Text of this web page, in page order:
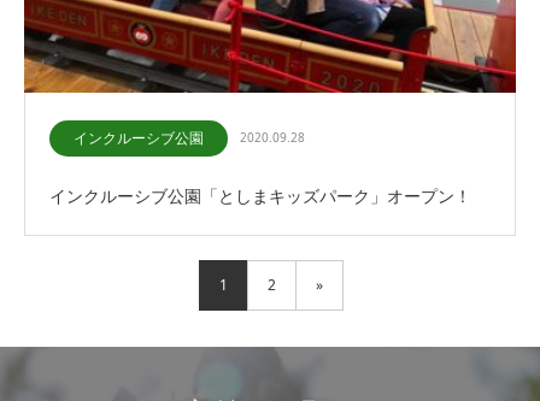
インクルーシブ公園 2020.09.28
インクルーシブ公園「としまキッズパーク」オープン！
1 2 »